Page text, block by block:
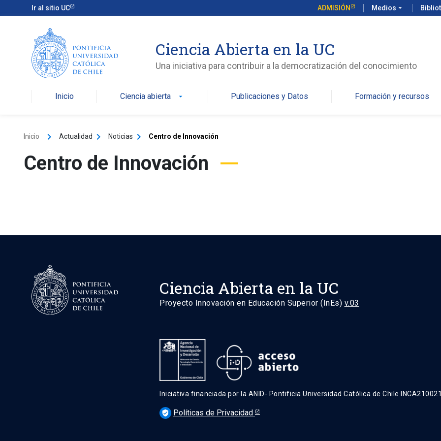
Ir al sitio UC ADMISIÓN Medios arrow_drop_down
Ciencia Abierta en la UC
Una iniciativa para contribuir a la democratización del conocimiento
Inicio Ciencia abierta arrow_drop_down Publicaciones y Datos Formación y recursos
Inicio keyboard_arrow_right Actualidad keyboard_arrow_right Noticias keyboard_arrow_right Centro de Innovación
Centro de Innovación
Ciencia Abierta en la UC
Proyecto Innovación en Educación Superior (InEs) v.03
Iniciativa financiada por la ANID- Pontificia Universidad Católica de Chile
verified_user Políticas de Privacidad